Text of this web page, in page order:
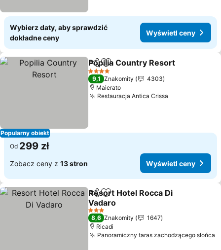
Wybierz daty, aby sprawdzić
dokładne ceny
Wyświetl ceny
Popularny obiekt
Udostępnij
Dodaj do ulubionych
Popilia Country Resort
4 Kategoria
9,1 Znakomity
4303
Maierato
Restauracja Antica Crissa
Od 299 zł
Zobacz ceny z 13 stron Wyświetl ceny
Udostępnij
Dodaj do ulubionych
Resort Hotel Rocca Di
Vadaro
3 Kategoria
8,6 Znakomity
1647
Ricadi
Panoramiczny taras zachodzącego słońca